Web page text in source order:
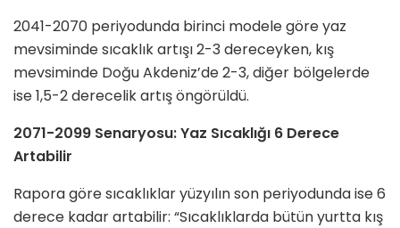
2041-2070 periyodunda birinci modele göre yaz
mevsiminde sıcaklık artışı 2-3 dereceyken, kış
mevsiminde Doğu Akdeniz’de 2-3, diğer bölgelerde
ise 1,5-2 derecelik artış öngörüldü.
2071-2099 Senaryosu: Yaz Sıcaklığı 6 Derece
Artabilir
Rapora göre sıcaklıklar yüzyılın son periyodunda ise 6
derece kadar artabilir: “Sıcaklıklarda bütün yurtta kış